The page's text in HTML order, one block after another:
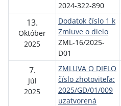
2024-322-890
13.
Október
2025
Dodatok číslo 1 k
Zmluve o dielo
ZML-16/2025-
D01
7.
Júl
2025
ZMLUVA O DIELO
číslo zhotoviteľa:
2025/GD/01/009
uzatvorená